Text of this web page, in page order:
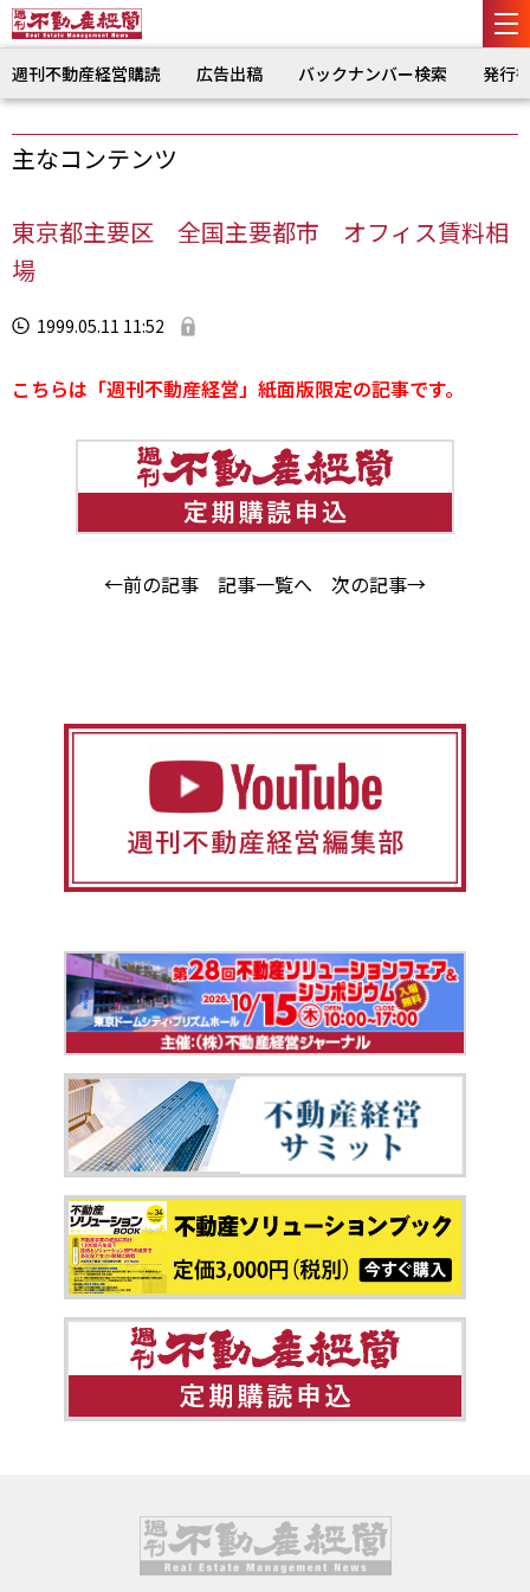
週刊不動産経営購読 広告出稿 バックナンバー検索 発行
主なコンテンツ
東京都主要区 全国主要都市 オフィス賃料相
場
1999.05.11 11:52
こちらは「週刊不動産経営」紙面版限定の記事です。
←前の記事 記事一覧へ 次の記事→